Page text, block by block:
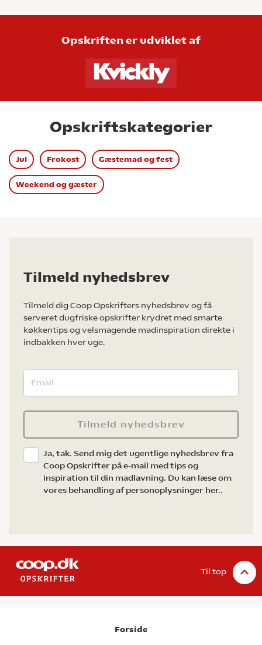
Opskriften er udviklet af
Opskriftskategorier
Jul Frokost Gæstemad og fest
Weekend og gæster
Tilmeld nyhedsbrev
Tilmeld dig Coop Opskrifters nyhedsbrev og få
serveret dugfriske opskrifter krydret med smarte
køkkentips og velsmagende madinspiration direkte i
indbakken hver uge.
Tilmeld nyhedsbrev
Ja, tak. Send mig det ugentlige nyhedsbrev fra
Coop Opskrifter på e-mail med tips og
inspiration til din madlavning. Du kan læse om
vores behandling af personoplysninger her..
Til top
Forside